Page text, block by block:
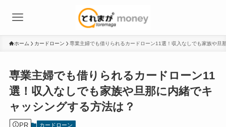
ホーム カードローン 専業主婦でも借りられるカードローン11選！収入なしでも家族や旦
専業主婦でも借りられるカードローン11
選！収入なしでも家族や旦那に内緒でキ
ャッシングする方法は？
PR カードローン